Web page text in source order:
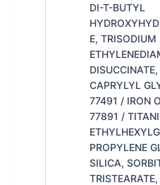
DI-T-BUTYL
E, TRISODIUM
CAPRYLYL
77491 / IRON
77891 /
PROPYLENE
SILICA,